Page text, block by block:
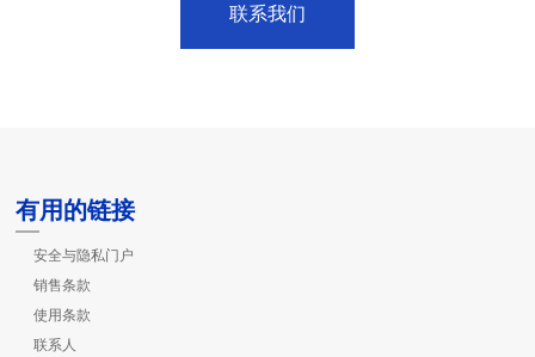
联系我们
有用的链接
安全与隐私门户
销售条款
使用条款
联系人